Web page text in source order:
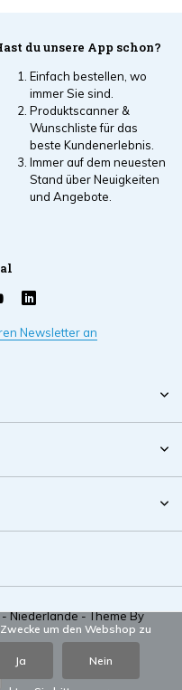
du unsere App schon?
Einfach bestellen, wo
immer Sie sind.
Produktscanner &
Wunschliste für das
beste Kundenerlebnis.
Immer auf dem neuesten
Stand über Neuigkeiten
und Angebote.
Newsletter an
Niederlande - Theme By
um den Webshop zu
Ja Nein